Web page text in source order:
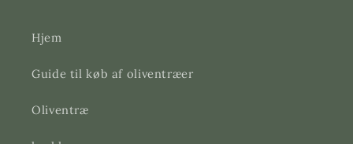
Hjem
Guide til køb af oliventræer
Oliventræ